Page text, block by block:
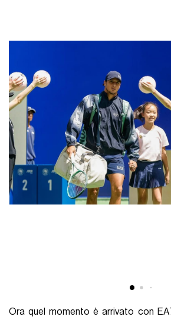
Ora quel momento è arrivato con